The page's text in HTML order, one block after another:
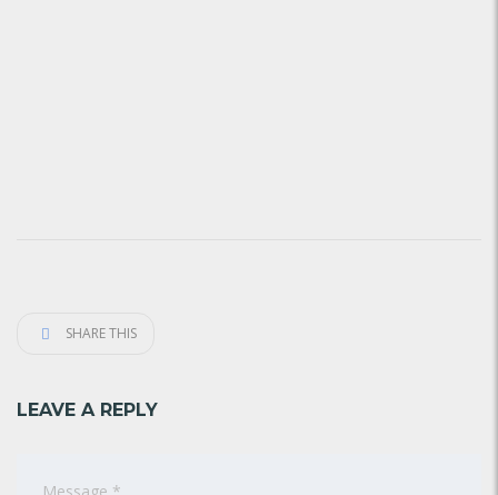
SHARE THIS
LEAVE A REPLY